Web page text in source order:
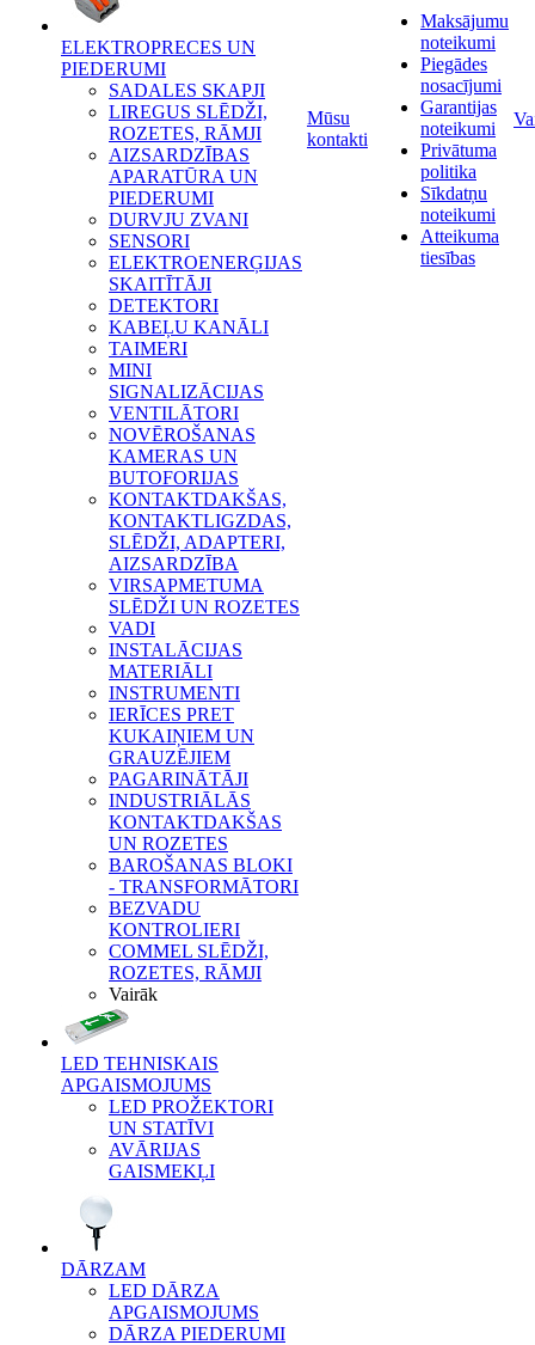
ELEKTROPRECES UN
PIEDERUMI
SADALES SKAPJI
LIREGUS SLĒDŽI,
ROZETES, RĀMJI
AIZSARDZĪBAS
APARATŪRA UN
PIEDERUMI
DURVJU ZVANI
SENSORI
ELEKTROENERĢIJAS
SKAITĪTĀJI
DETEKTORI
KABEĻU KANĀLI
TAIMERI
MINI
SIGNALIZĀCIJAS
VENTILĀTORI
NOVĒROŠANAS
KAMERAS UN
BUTOFORIJAS
KONTAKTDAKŠAS,
KONTAKTLIGZDAS,
SLĒDŽI, ADAPTERI,
AIZSARDZĪBA
VIRSAPMETUMA
SLĒDŽI UN ROZETES
VADI
INSTALĀCIJAS
MATERIĀLI
INSTRUMENTI
IERĪCES PRET
KUKAIŅIEM UN
GRAUZĒJIEM
PAGARINĀTĀJI
INDUSTRIĀLĀS
KONTAKTDAKŠAS
UN ROZETES
BAROŠANAS BLOKI
- TRANSFORMĀTORI
BEZVADU
KONTROLIERI
COMMEL SLĒDŽI,
ROZETES, RĀMJI
Vairāk
LED TEHNISKAIS
APGAISMOJUMS
LED PROŽEKTORI
UN STATĪVI
AVĀRIJAS
GAISMEKĻI
DĀRZAM
LED DĀRZA
APGAISMOJUMS
DĀRZA PIEDERUMI
Mūsu
kontakti
Maksājumu
noteikumi
Piegādes
nosacījumi
Garantijas
noteikumi
Privātuma
politika
Sīkdatņu
noteikumi
Atteikuma
tiesības